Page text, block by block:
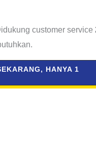
customer service
HANYA 1